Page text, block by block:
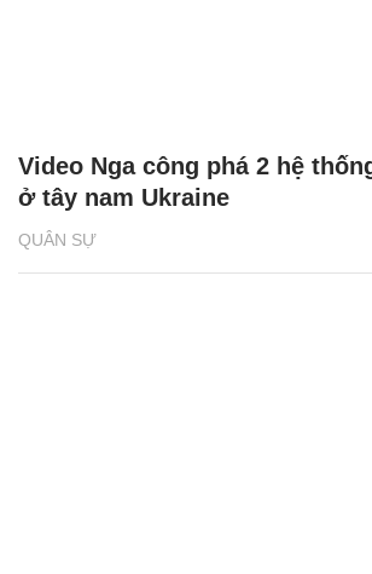
QUÂN SỰ
Video Nga công phá 2 hệ
ở tây nam Ukraine